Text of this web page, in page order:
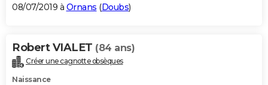
08/07/2019 à Ornans (Doubs)
Robert VIALET (84 ans)
Créer une cagnotte obsèques
Naissance